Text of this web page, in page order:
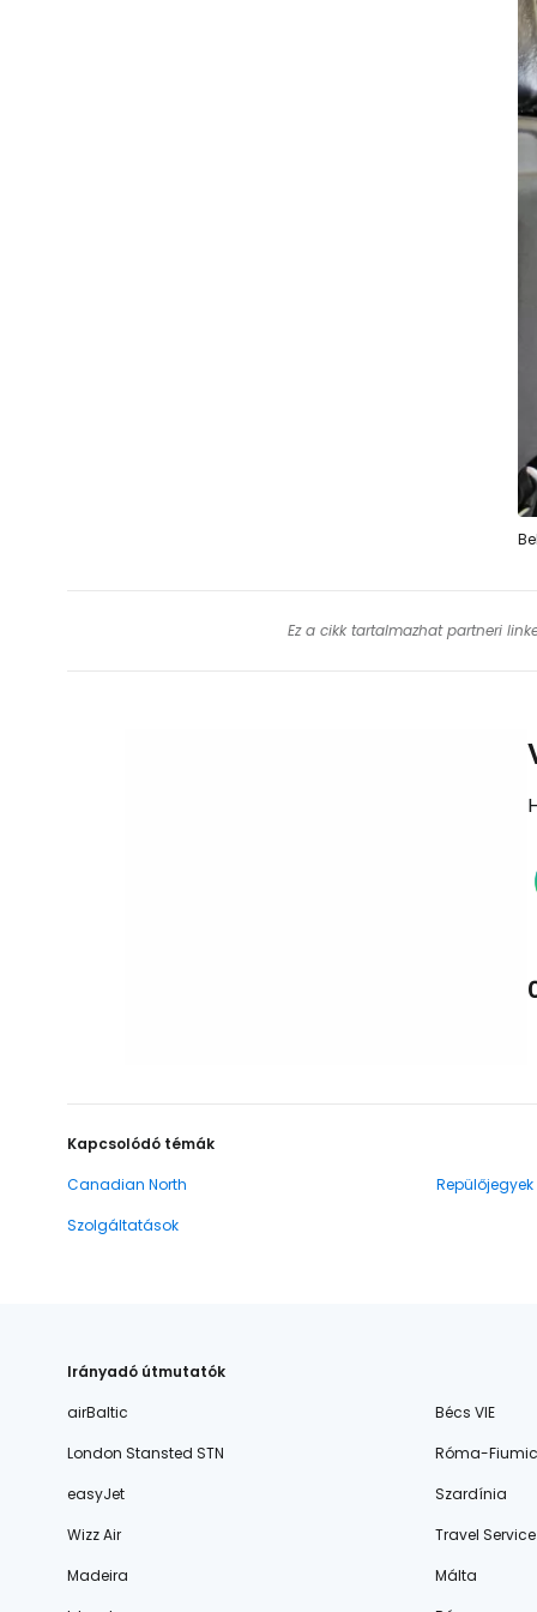
Ez a cikk tartalmazhat partneri
Kapcsolódó témák
Canadian North
Repülőjegyek
Szolgáltatások
Irányadó útmutatók
airBaltic
Bécs VIE
London Stansted STN
Róma-
easyJet
Szardínia
Wizz Air
Travel Service
Madeira
Málta